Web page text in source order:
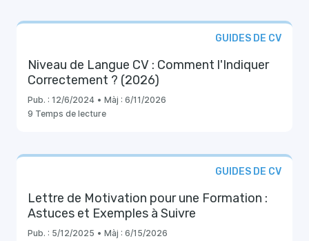
GUIDES DE CV
Niveau de Langue CV : Comment l'Indiquer
Correctement ? (2026)
Pub. : 12/6/2024 • Màj : 6/11/2026
9 Temps de lecture
GUIDES DE CV
Lettre de Motivation pour une Formation :
Astuces et Exemples à Suivre
Pub. : 5/12/2025 • Màj : 6/15/2026